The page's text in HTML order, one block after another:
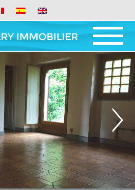
MENU
AND
WIDGETS